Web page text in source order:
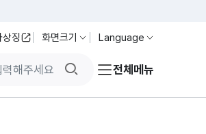
상징 화면크기 Language
검색버튼전체메뉴